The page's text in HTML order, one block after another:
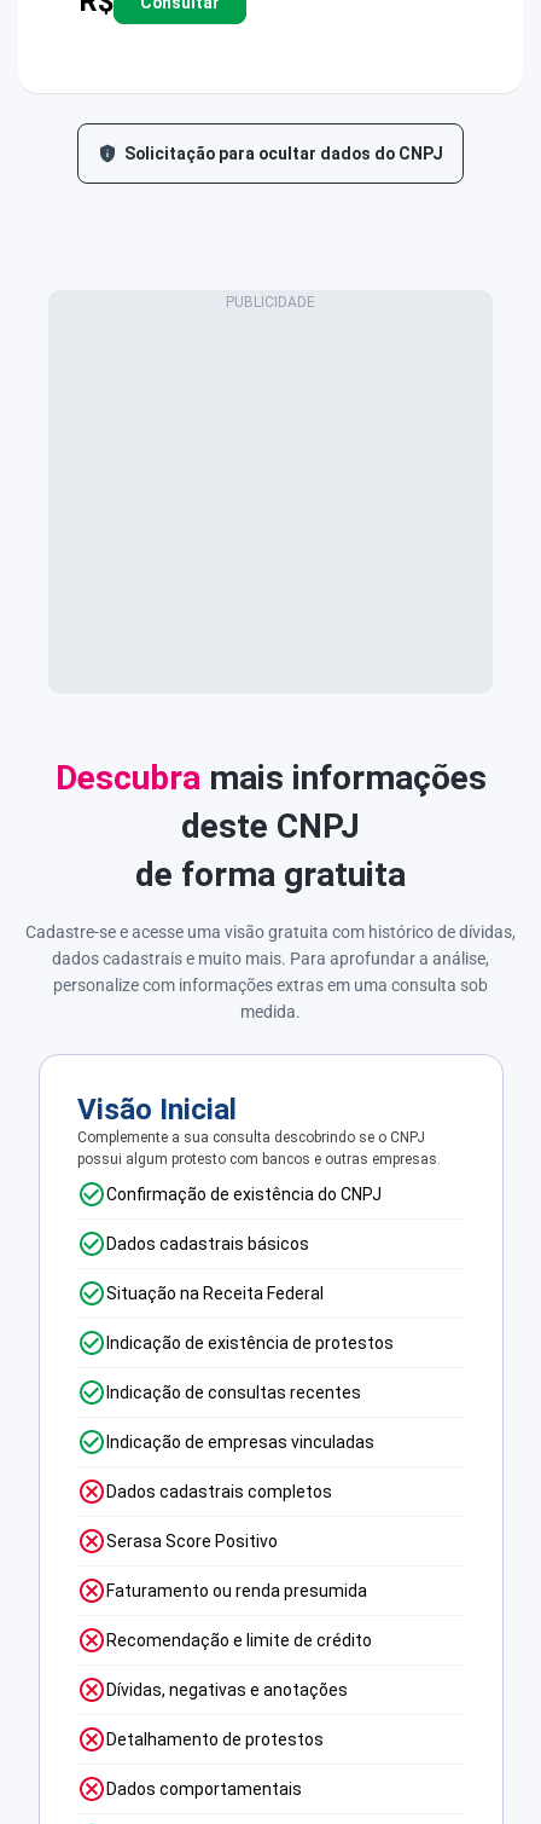
Solicitação para ocultar dados do CNPJ
Descubra mais informações
deste CNPJ
de forma gratuita
Cadastre-se e acesse uma visão gratuita com histórico de dívidas,
dados cadastrais e muito mais. Para aprofundar a análise,
personalize com informações extras em uma consulta sob
medida.
Visão Inicial
Complemente a sua consulta descobrindo se o CNPJ
possui algum protesto com bancos e outras empresas.
Confirmação de existência do CNPJ
Dados cadastrais básicos
Situação na Receita Federal
Indicação de existência de protestos
Indicação de consultas recentes
Indicação de empresas vinculadas
Dados cadastrais completos
Serasa Score Positivo
Faturamento ou renda presumida
Recomendação e limite de crédito
Dívidas, negativas e anotações
Detalhamento de protestos
Dados comportamentais